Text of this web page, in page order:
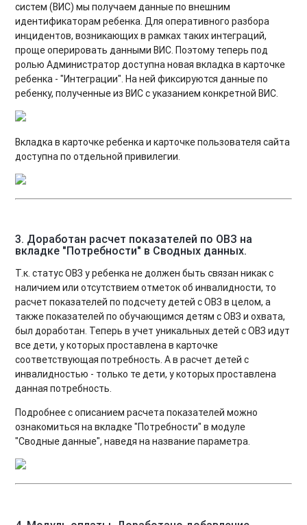
систем (ВИС) мы получаем данные по внешним
идентификаторам ребенка. Для оперативного разбора
инцидентов, возникающих в рамках таких интеграций,
проще оперировать данными ВИС. Поэтому теперь под
ролью Администратор доступна новая вкладка в карточке
ребенка - "Интеграции". На ней фиксируются данные по
ребенку, полученные из ВИС с указанием конкретной ВИС.
Вкладка в карточке ребенка и карточке пользователя сайта
доступна по отдельной привилегии.
3. Доработан расчет показателей по ОВЗ на
вкладке "Потребности" в Сводных данных.
Т.к. статус ОВЗ у ребенка не должен быть связан никак с
наличием или отсутствием отметок об инвалидности, то
расчет показателей по подсчету детей с ОВЗ в целом, а
также показателей по обучающимся детям с ОВЗ и охвата,
был доработан. Теперь в учет уникальных детей с ОВЗ идут
все дети, у которых проставлена в карточке
соответствующая потребность. А в расчет детей с
инвалидностью - только те дети, у которых проставлена
данная потребность.
Подробнее с описанием расчета показателей можно
ознакомиться на вкладке "Потребности" в модуле
"Сводные данные", наведя на название параметра.